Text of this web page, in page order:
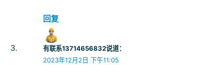
回复
有联系13714656832说道：
2023年12月2日 下午11:05